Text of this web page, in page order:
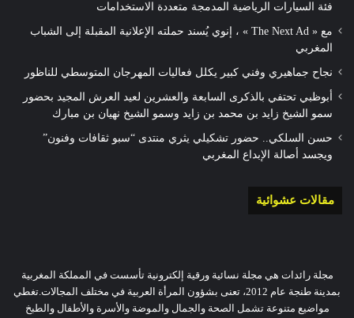
فئة السيارات الرياضية المدمجة متعددة الاستخدامات
مع « The Next Ad » ، إنوي يُسند حملته الإعلانية المقبلة إلى الشباب
المغربي
نجاح جماهيري وفني كبير يكلل فعاليات المهرجان المتوسطي للناظور
أبوظبي تحتفي بالذكرى السابعة والعشرين لعيد العرش المجيد بحضور
سمو الشيخ زايد بن محمد بن زايد وسمو الشيخ نهيان بن مبارك
حسن السلكي.. حضور تشكيلي يثري منتدى “سبو ثقافات وفنون”
ويجسد أصالة الإبداع المغربي
مقالات عشوائية
مجلة رائدات هي مجلة نسائية ورقية إلكترونية تأسست في المملكة المغربية
بمدينة طنجة عام 2012، تعنى بشؤون المرأة العربية في مختلف المجالات.تغطي
مواضيع متنوعة تشمل الصحة والجمال والموضة والأسرة والأطفال والطبخ